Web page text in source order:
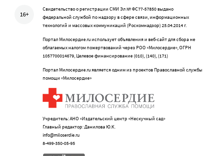
16+
Свидетельство о регистрации СМИ Эл № ФС77-57850 выдано
федеральной службой по надзору в сфере связи, информационных
технологий и массовых коммуникаций (Роскомнадзор) 25.04.2014 г.
Портал Милосердие.ru использует объявления и веб-сайт для сбора не
облагаемых налогом пожертвований через РОО «Милосердие», ОГРН
1057700014679, Целевое финансирование (010), (140), (171)
Портал Милосердие.ru является одним из проектов Православной службы
помощи «Милосердие»
Учредитель: АНО «Издательский центр «Нескучный сад»
Главный редактор: Данилова Ю.К.
info@miloserdie.ru
8-499-350-05-95